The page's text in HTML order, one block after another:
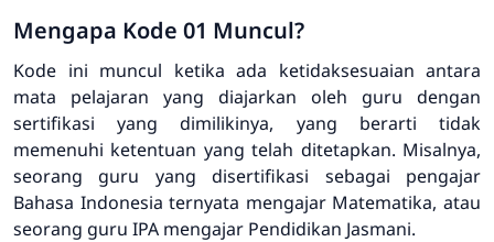
Mengapa Kode 01 Muncul?
Kode ini muncul ketika ada ketidaksesuaian antara
mata pelajaran yang diajarkan oleh guru dengan
sertifikasi yang dimilikinya, yang berarti tidak
memenuhi ketentuan yang telah ditetapkan. Misalnya,
seorang guru yang disertifikasi sebagai pengajar
Bahasa Indonesia ternyata mengajar Matematika, atau
seorang guru IPA mengajar Pendidikan Jasmani.